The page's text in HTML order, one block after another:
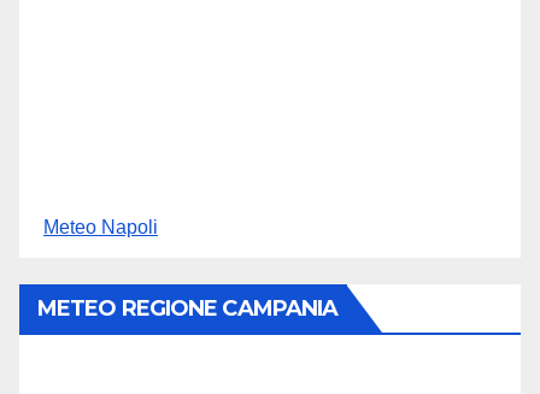
Meteo Napoli
METEO REGIONE CAMPANIA